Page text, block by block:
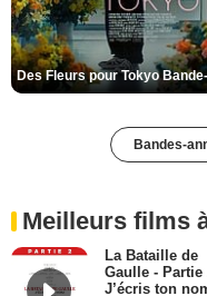
Bandes-
Meilleurs films
La Bataille de
Gaulle - Partie
J’écris ton